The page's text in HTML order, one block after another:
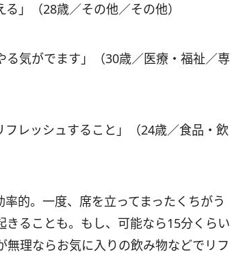
」（28歳／その他／その他）
る気がでます」（30歳／医療・福祉／専
フレッシュすること」（24歳／食品・飲
的。一度、席を立ってまったくちがう
ることも。もし、可能なら15分くらい
理ならお気に入りの飲み物などでリフ